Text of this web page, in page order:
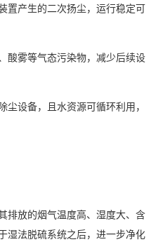
置产生的二次扬尘，运行稳定可
酸雾等气态污染物，减少后续设
设备，且水资源可循环利用，
排放的烟气温度高、湿度大、含
湿法脱硫系统之后，进一步净化